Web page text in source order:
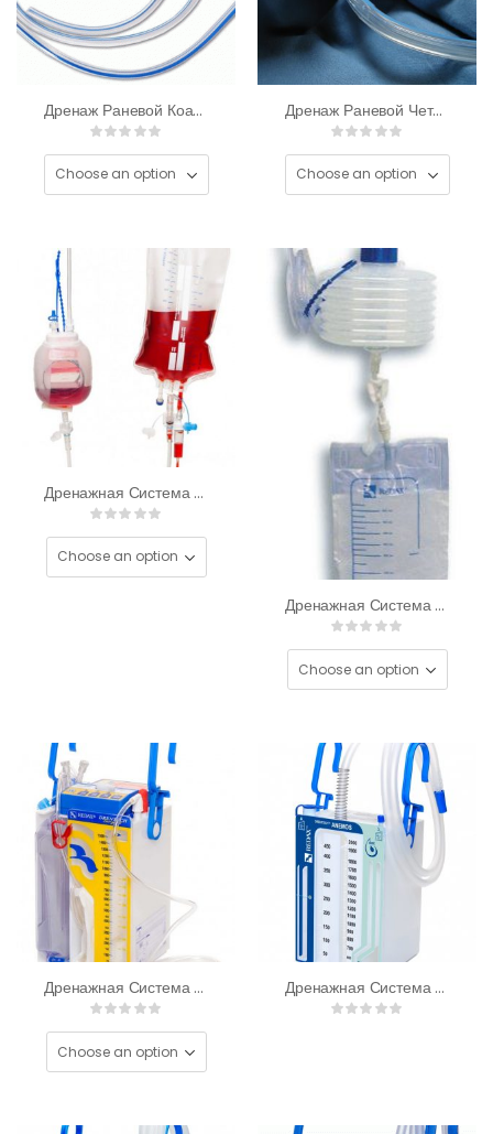
Дренаж Раневой Коаксиальный SMART Дренаж Раневой Четырехканальный SMART
Дренажная Система ATS Bulb Set Для Реинфузии
Дренажная Система Bellows
Дренажная Система Drentech Surgical Для Реинфузии Дренажная Система Drentech™ Anemos